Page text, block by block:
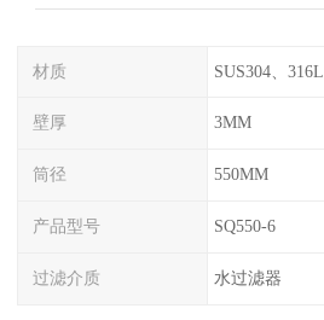
材质 SUS304、316L
壁厚 3MM
筒径 550MM
产品型号 SQ550-6
过滤介质 水过滤器